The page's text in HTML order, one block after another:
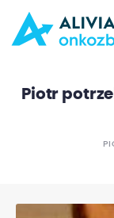
Piotr